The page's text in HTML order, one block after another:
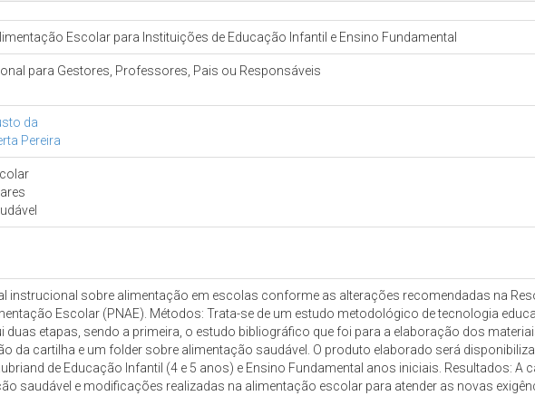
Escolar para Instituições de Educação Infantil e Ensino Fundamental
para Gestores, Professores, Pais ou Responsáveis
da
Pereira
instrucional sobre alimentação em escolas conforme as alterações recomendadas na
Escolar (PNAE). Métodos: Trata-se de um estudo metodológico de tecnologia
duas etapas, sendo a primeira, o estudo bibliográfico que foi para a elaboração dos
da cartilha e um folder sobre alimentação saudável. O produto elaborado será
de Educação Infantil (4 e 5 anos) e Ensino Fundamental anos iniciais. Resultados:
saudável e modificações realizadas na alimentação escolar para atender as novas